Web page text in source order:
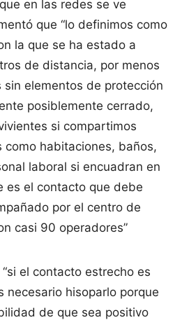
en las redes se ve
que “lo definimos como
la que se ha estado a
de distancia, por menos
sin elementos de protección
posiblemente cerrado,
si compartimos
como habitaciones, baños,
laboral si encuadran en
es el contacto que debe
por el centro de
casi 90 operadores”
el contacto estrecho es
necesario hisoparlo porque
de que sea positivo